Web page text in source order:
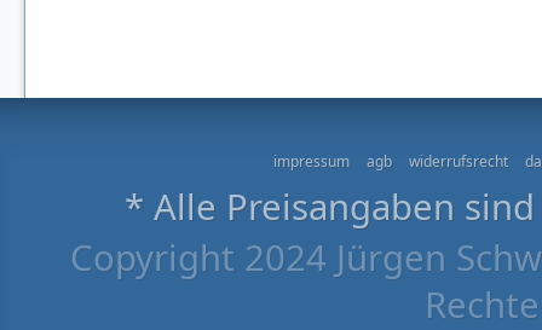
impressum agb widerrufsrecht
* Alle Preisangaben
Copyright 2024 Jürgen